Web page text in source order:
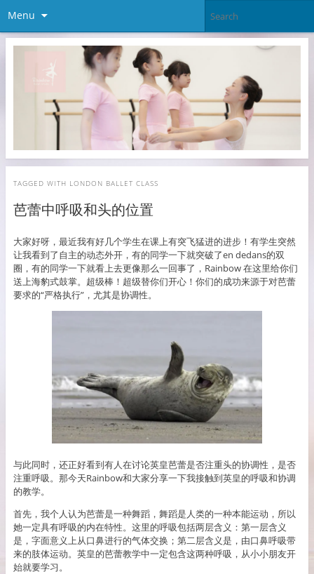
Menu
TAGGED WITH LONDON BALLET CLASS
芭蕾中呼吸和头的位置
大家好呀，最近我有好几个学生在课上有突飞猛进的进步！有学生突然
让我看到了自主的动态外开，有的同学一下就突破了en dedans的双
圈，有的同学一下就看上去更像那么一回事了，Rainbow 在这里给你们
送上海豹式鼓掌。超级棒！超级替你们开心！你们的成功来源于对芭蕾
要求的“严格执行”，尤其是协调性。
与此同时，还正好看到有人在讨论英皇芭蕾是否注重头的协调性，是否
注重呼吸。那今天Rainbow和大家分享一下我接触到英皇的呼吸和协调
的教学。
首先，我个人认为芭蕾是一种舞蹈，舞蹈是人类的一种本能运动，所以
她一定具有呼吸的内在特性。这里的呼吸包括两层含义：第一层含义
是，字面意义上从口鼻进行的气体交换；第二层含义是，由口鼻呼吸带
来的肢体运动。英皇的芭蕾教学中一定包含这两种呼吸，从小小朋友开
始就要学习。